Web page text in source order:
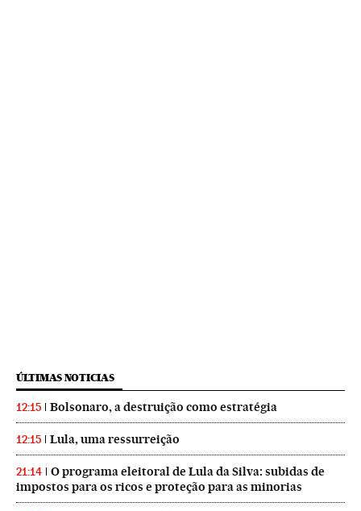
ÚLTIMAS NOTICIAS
12:15 Bolsonaro, a destruição como estratégia
12:15 Lula, uma ressurreição
21:14
O programa eleitoral de Lula da Silva: subidas de
impostos para os ricos e proteção para as minorias